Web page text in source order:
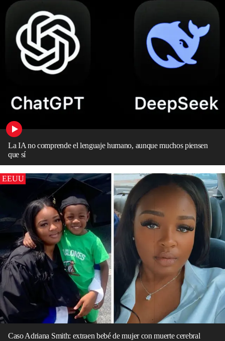
La IA no comprende el lenguaje humano, aunque muchos piensen
que sí
EEUU
Caso Adriana Smith: extraen bebé de mujer con muerte cerebral